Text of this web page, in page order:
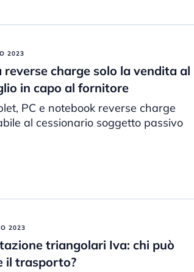
2023
reverse charge solo la vendita al
in capo al fornitore
PC e notebook reverse charge
al cessionario soggetto passivo
2023
triangolari Iva: chi può
il trasporto?